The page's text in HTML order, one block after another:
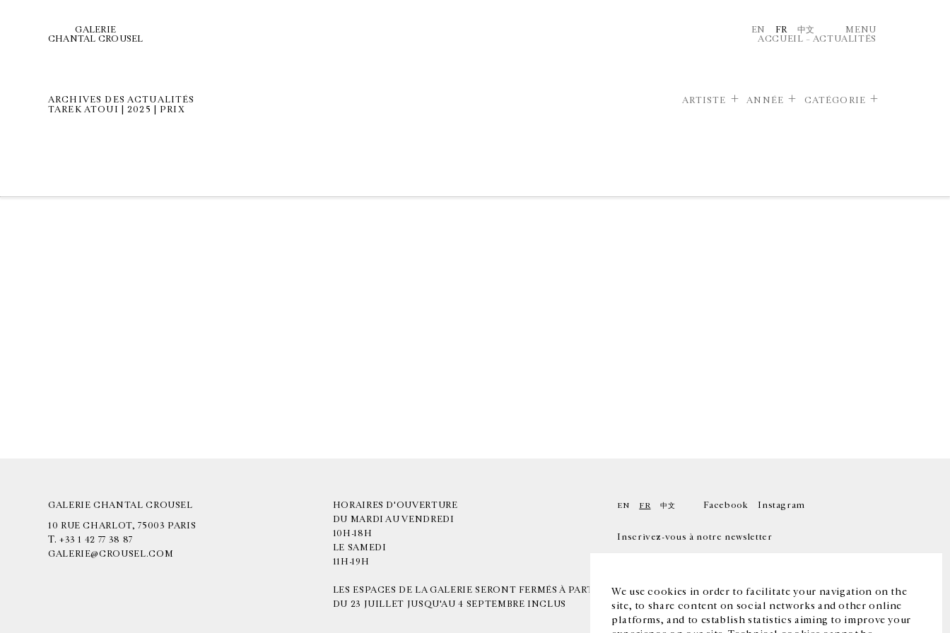
We use cookies in order to facilitate your navigation on the
site, to share content on social networks and other online
platforms, and to establish statistics aiming to improve your
GALERIE
CHANTAL CROUSEL
EN FR 中文
MENU
ACCUEIL – ACTUALITÉS
ARCHIVES DES ACTUALITÉS
TAREK ATOUI | 2025 | PRIX
ARTISTE ANNÉE CATÉGORIE
GALERIE CHANTAL CROUSEL
10 RUE CHARLOT, 75003 PARIS
T. +33 1 42 77 38 87
GALERIE@CROUSEL.COM
HORAIRES D'OUVERTURE
DU MARDI AU VENDREDI
10H-18H
LE SAMEDI
11H-19H
LES ESPACES DE LA GALERIE SERONT FERMÉS À PARTIR
DU 23 JUILLET JUSQU'AU 4 SEPTEMBRE INCLUS
EN FR 中文 Facebook Instagram
Inscrivez-vous à notre newsletter